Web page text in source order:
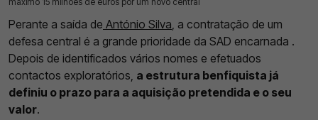
Perante a saída de António Silva , a contratação de um
defesa central é a grande prioridade da SAD encarnada .
Depois de identificados vários nomes e efetuados
contactos exploratórios, a estrutura benfiquista já
definiu o prazo para a aquisição pretendida e o seu
valor.